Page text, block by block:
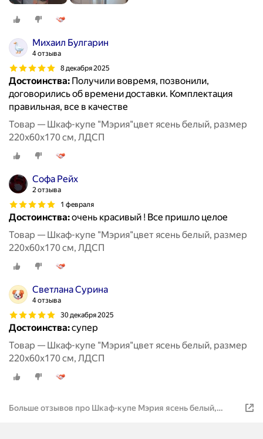
Михаил Булгарин
4 отзыва
8 декабря 2025
Достоинства: Получили вовремя, позвонили,
договорились об времени доставки. Комплектация
правильная, все в качестве
Товар — Шкаф-купе "Мэрия"цвет ясень белый, размер
220х60х170 см, ЛДСП
Софа Рейх
2 отзыва
1 февраля
Достоинства:очень красивый ! Все пришло целое
Товар — Шкаф-купе "Мэрия"цвет ясень белый, размер
220х60х170 см, ЛДСП
Светлана Сурина
4 отзыва
30 декабря 2025
Достоинства:супер
Товар — Шкаф-купе "Мэрия"цвет ясень белый, размер
220х60х170 см, ЛДСП
Больше отзывов про Шкаф-купе Мэрия ясень белый,